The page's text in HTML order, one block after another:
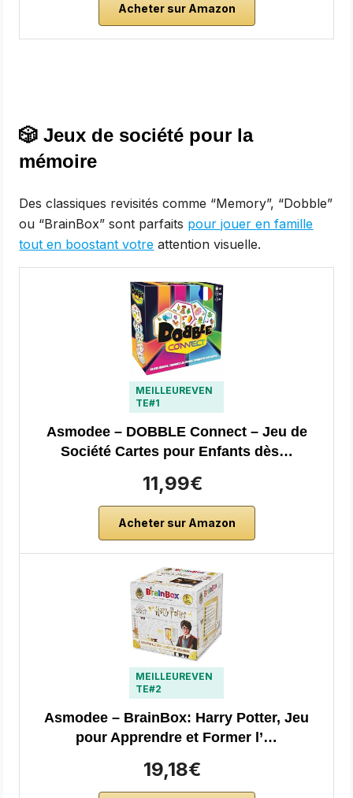
Acheter sur Amazon
🎲Jeux de société pour la
mémoire
Des classiques revisités comme “Memory”, “Dobble”
ou “BrainBox” sont parfaits pour jouer en famille
tout en boostant votre attention visuelle.
MEILLEUREVEN
TE#1
Asmodee – DOBBLE Connect – Jeu de
Société Cartes pour Enfants dès…
11,99€
Acheter sur Amazon
MEILLEUREVEN
TE#2
Asmodee – BrainBox: Harry Potter, Jeu
pour Apprendre et Former l’…
19,18€